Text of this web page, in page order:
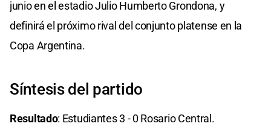
junio en el estadio Julio Humberto Grondona, y
definirá el próximo rival del conjunto platense en la
Copa Argentina.
Síntesis del partido
Resultado: Estudiantes 3 - 0 Rosario Central.